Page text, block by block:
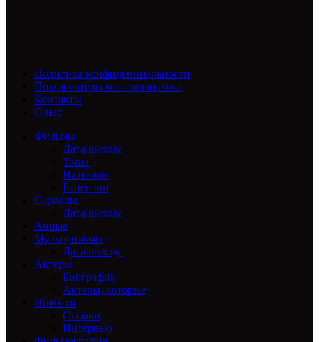
Политика конфиденциальности
Пользовательское соглашение
Контакты
О нас
Фильмы
Дата выхода
Топы
Название
Рецензии
Сериалы
Дата выхода
Аниме
Мультфильмы
Дата выхода
Актеры
Биографии
Актеры, которые
Новости
Съемки
Интервью